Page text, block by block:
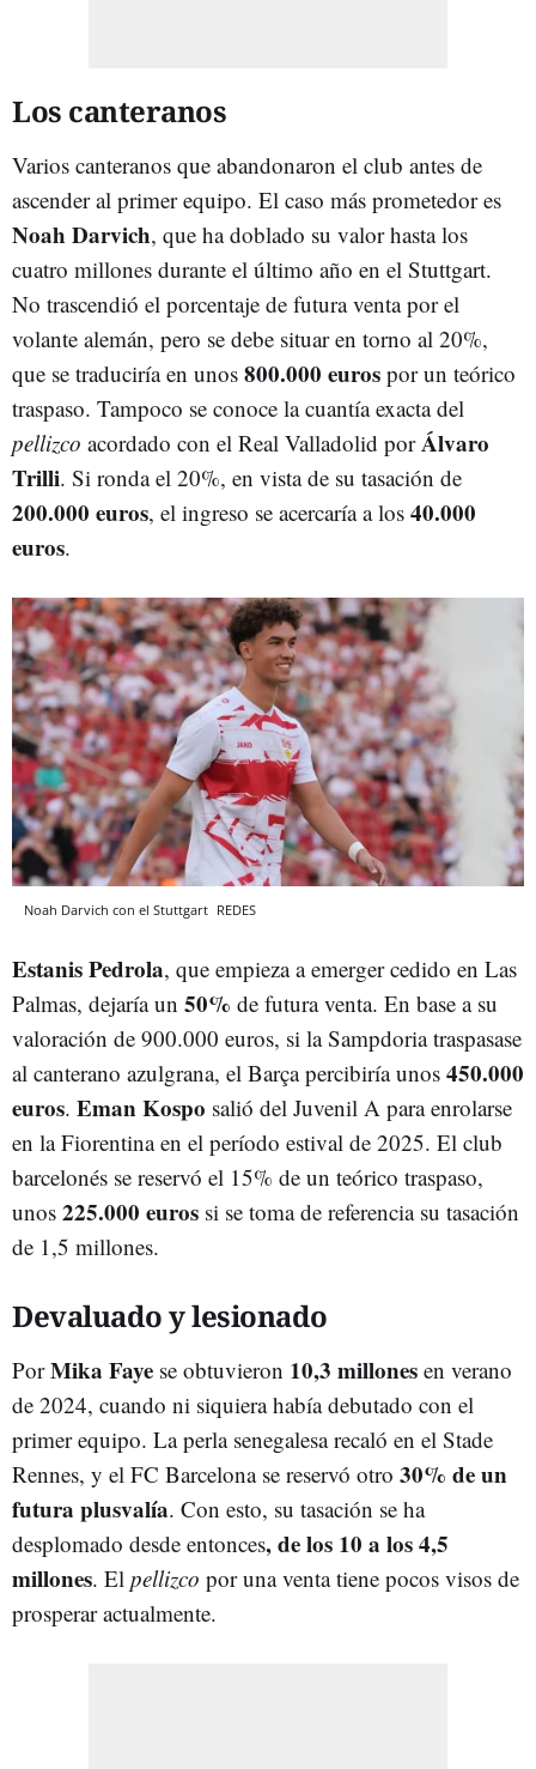
Los canteranos
Varios canteranos que abandonaron el club antes de
ascender al primer equipo. El caso más prometedor es
Noah Darvich, que ha doblado su valor hasta los
cuatro millones durante el último año en el Stuttgart.
No trascendió el porcentaje de futura venta por el
volante alemán, pero se debe situar en torno al 20%,
que se traduciría en unos 800.000 euros por un teórico
traspaso. Tampoco se conoce la cuantía exacta del
pellizco acordado con el Real Valladolid porÁlvaro
Trilli. Si ronda el 20%, en vista de su tasación de
200.000 euros, el ingreso se acercaría a los 40.000
euros.
Noah Darvich con el Stuttgart REDES
Estanis Pedrola, que empieza a emerger cedido en Las
Palmas, dejaría un 50% de futura venta. En base a su
valoración de 900.000 euros, si la Sampdoria traspasase
al canterano azulgrana, el Barça percibiría unos 450.000
euros. Eman Kospo salió del Juvenil A para enrolarse
en la Fiorentina en el período estival de 2025. El club
barcelonés se reservó el 15% de un teórico traspaso,
unos 225.000 euros si se toma de referencia su tasación
de 1,5 millones.
Devaluado y lesionado
PorMika Faye se obtuvieron 10,3 millones en verano
de 2024, cuando ni siquiera había debutado con el
primer equipo. La perla senegalesa recaló en el Stade
Rennes, y el FC Barcelona se reservó otro 30% de un
futura plusvalía. Con esto, su tasación se ha
desplomado desde entonces, de los 10 a los 4,5
millones. El pellizco por una venta tiene pocos visos de
prosperar actualmente.